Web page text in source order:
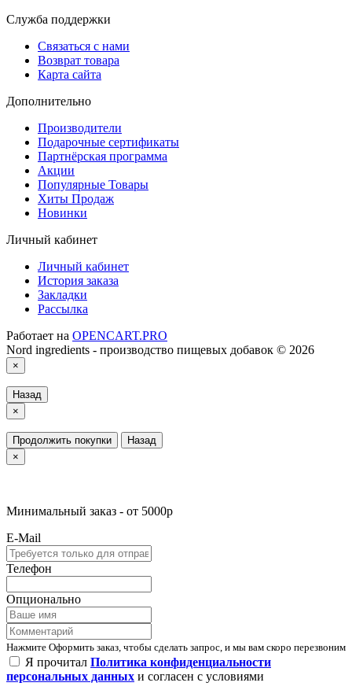
Служба поддержки
Связаться с нами
Возврат товара
Карта сайта
Дополнительно
Производители
Подарочные сертификаты
Партнёрская программа
Акции
Популярные Товары
Хиты Продаж
Новинки
Личный кабинет
Личный кабинет
История заказа
Закладки
Рассылка
Работает на OPENCART.PRO
Nord ingredients - производство пищевых добавок © 2026
×
Назад
×
Продолжить покупки
Назад
×
Минимальный заказ - от 5000р
E-Mail
Телефон
Опционально
Нажмите Оформить заказ, чтобы сделать запрос, и мы вам скоро перезвоним
Я прочитал Политика конфиденциальности
персональных данных и согласен с условиями